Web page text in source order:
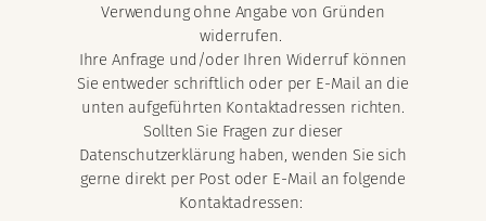
Verwendung ohne Angabe von Gründen
widerrufen.
Ihre Anfrage und/oder Ihren Widerruf können
Sie entweder schriftlich oder per E-Mail an die
unten aufgeführten Kontaktadressen richten.
Sollten Sie Fragen zur dieser
Datenschutzerklärung haben, wenden Sie sich
gerne direkt per Post oder E-Mail an folgende
Kontaktadressen: